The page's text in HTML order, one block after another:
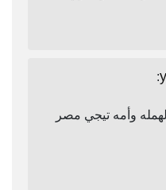
:
وأمه تيجي مصر